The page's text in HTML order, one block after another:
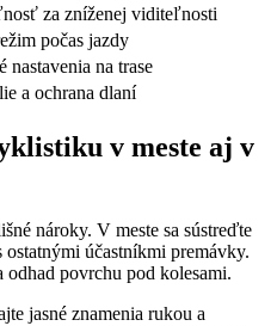
za zníženej viditeľnosti
počas jazdy
nastavenia na trase
a ochrana dlaní
v meste aj v
nároky. V meste sa sústreďte
účastníkmi premávky.
odhad povrchu pod kolesami.
jasné znamenia rukou a